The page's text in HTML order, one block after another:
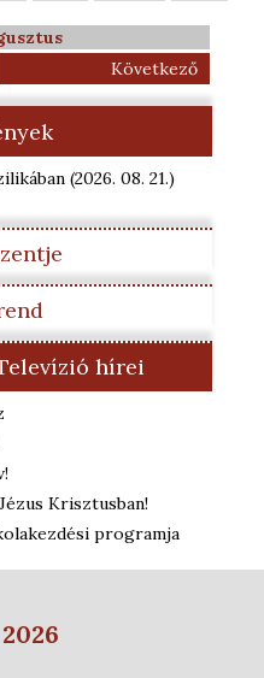
Következő
(2026. 08. 21.)
hírei
Krisztusban!
programja